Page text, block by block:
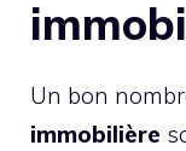
Un bon
immobilière